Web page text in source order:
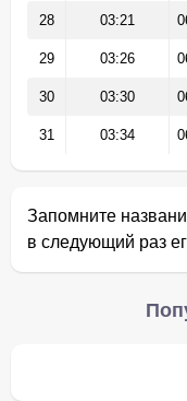
28 03:21
29 03:26
30 03:30
31 03:34
Запомните
в следующий раз